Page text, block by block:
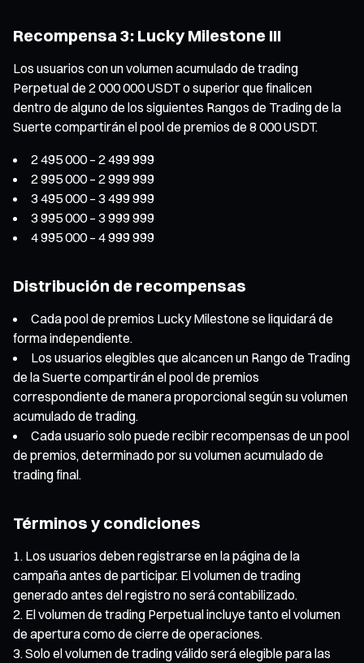
Recompensa 3: Lucky Milestone III
Los usuarios con un volumen acumulado de trading
Perpetual de 2 000 000 USDT o superior que finalicen
dentro de alguno de los siguientes Rangos de Trading de la
Suerte compartirán el pool de premios de 8 000 USDT.
2 495 000 – 2 499 999
2 995 000 – 2 999 999
3 495 000 – 3 499 999
3 995 000 – 3 999 999
4 995 000 – 4 999 999
Distribución de recompensas
Cada pool de premios Lucky Milestone se liquidará de
forma independiente.
Los usuarios elegibles que alcancen un Rango de Trading
de la Suerte compartirán el pool de premios
correspondiente de manera proporcional según su volumen
acumulado de trading.
Cada usuario solo puede recibir recompensas de un pool
de premios, determinado por su volumen acumulado de
trading final.
Términos y condiciones
Los usuarios deben registrarse en la página de la
campaña antes de participar. El volumen de trading
generado antes del registro no será contabilizado.
El volumen de trading Perpetual incluye tanto el volumen
de apertura como de cierre de operaciones.
Solo el volumen de trading válido será elegible para las